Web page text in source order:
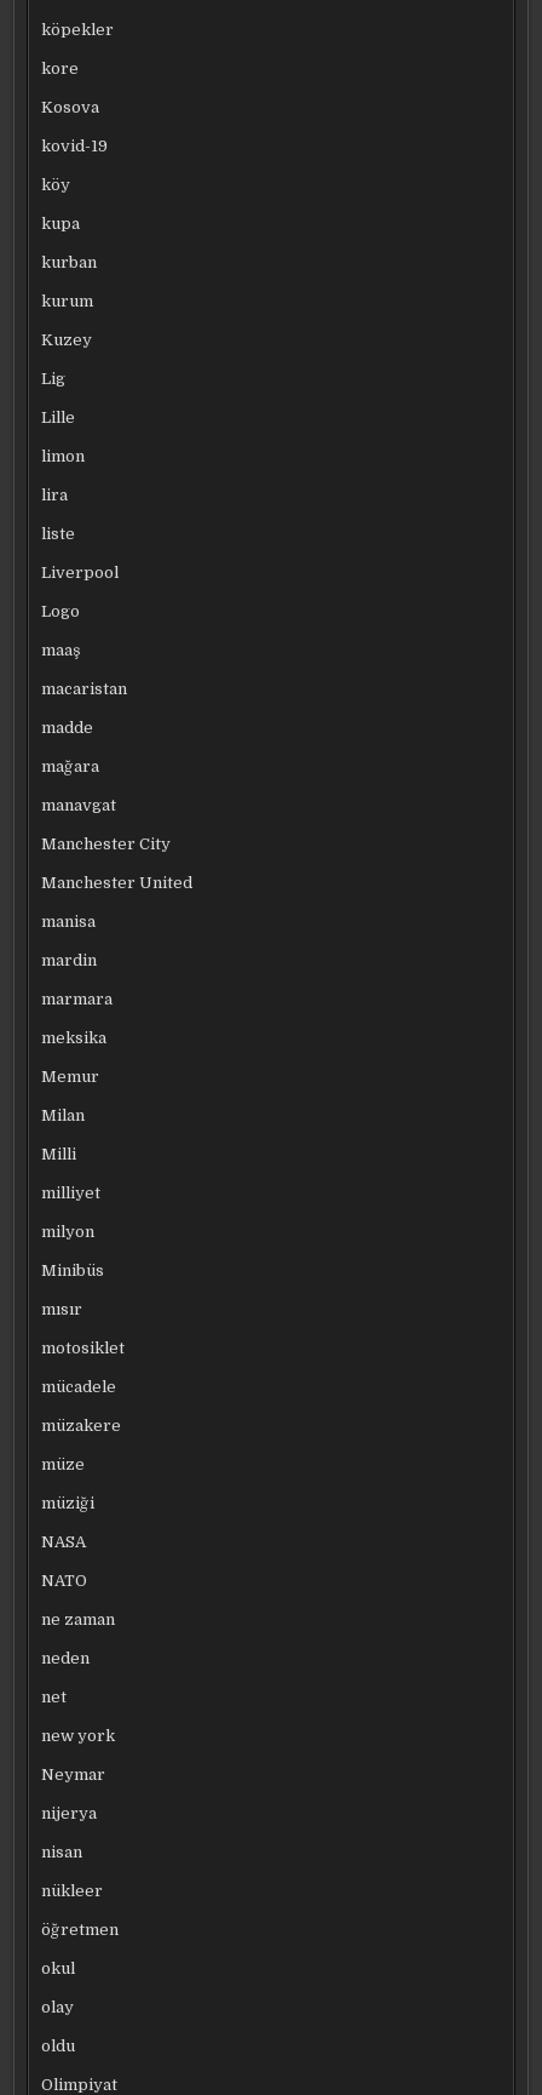
köpekler
kore
Kosova
kovid-19
köy
kupa
kurban
kurum
Kuzey
Lig
Lille
limon
lira
liste
Liverpool
Logo
maaş
macaristan
madde
mağara
manavgat
Manchester City
Manchester United
manisa
mardin
marmara
meksika
Memur
Milan
Milli
milliyet
milyon
Minibüs
mısır
motosiklet
mücadele
müzakere
müze
müziği
NASA
NATO
ne zaman
neden
net
new york
Neymar
nijerya
nisan
nükleer
öğretmen
okul
olay
oldu
Olimpiyat